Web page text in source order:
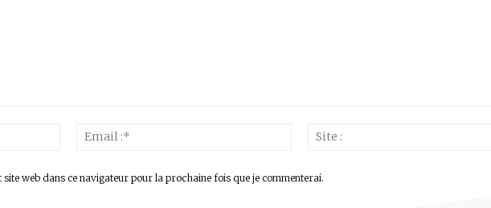
Email
web dans ce navigateur pour la prochaine fois que je commenterai.